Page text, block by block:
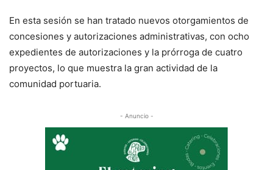
En esta sesión se han tratado nuevos otorgamientos de
concesiones y autorizaciones administrativas, con ocho
expedientes de autorizaciones y la prórroga de cuatro
proyectos, lo que muestra la gran actividad de la
comunidad portuaria.
- Anuncio -